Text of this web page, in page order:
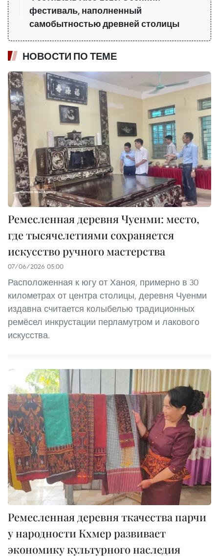
фестиваль, наполненный
самобытностью древней столицы
НОВОСТИ ПО ТЕМЕ
Ремесленная деревня Чуенми: место,
где тысячелетиями сохраняется
искусство ручного мастерства
07/06/2026 05:00
Расположенная к югу от Ханоя, примерно в 30
километрах от центра столицы, деревня Чуенми
издавна считается колыбелью традиционных
ремёсел инкрустации перламутром и лакового
искусства.
Ремесленная деревня ткачества парчи
у народности Кхмер развивает
экономику культурного наследия